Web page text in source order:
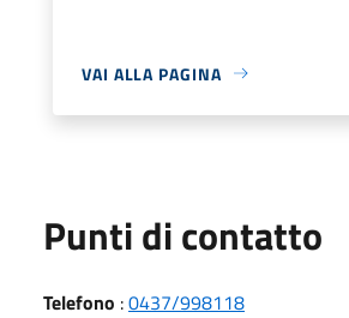
VAI ALLA PAGINA
Punti di contatto
Telefono :0437/998118